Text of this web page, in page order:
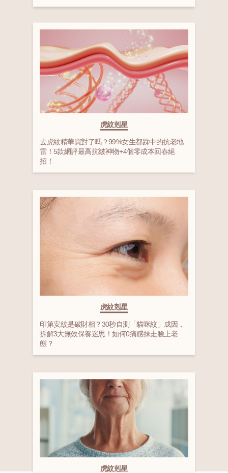
虎紋剋星
去虎紋精華買對了嗎？99%女生都踩中的抗老地
雷！5款網評最高抗皺神物+4個零成本回春絕
招！
虎紋剋星
印第安紋是破財相？30秒自測「貓咪紋」成因，
拆解3大無效保養迷思！如何0痛感抹走臉上老
態？
虎紋剋星